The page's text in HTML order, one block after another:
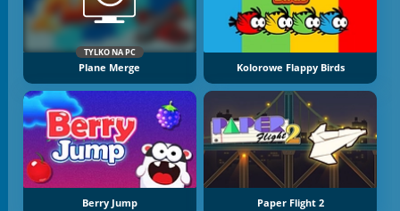
TYLKO NA PC
Plane Merge Kolorowe Flappy Birds
Berry Jump Paper Flight 2